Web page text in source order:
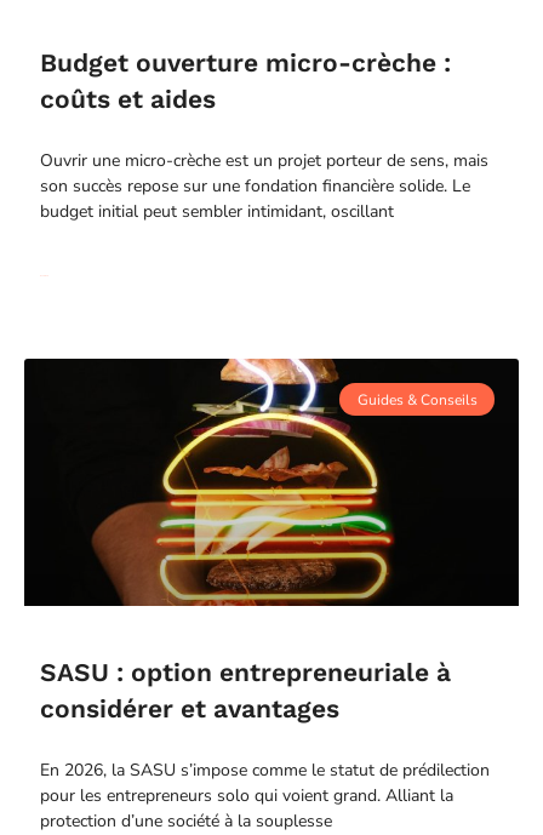
Budget ouverture micro-crèche :
coûts et aides
Ouvrir une micro-crèche est un projet porteur de sens, mais
son succès repose sur une fondation financière solide. Le
budget initial peut sembler intimidant, oscillant
Guides & Conseils
SASU : option entrepreneuriale à
considérer et avantages
En 2026, la SASU s’impose comme le statut de prédilection
pour les entrepreneurs solo qui voient grand. Alliant la
protection d’une société à la souplesse